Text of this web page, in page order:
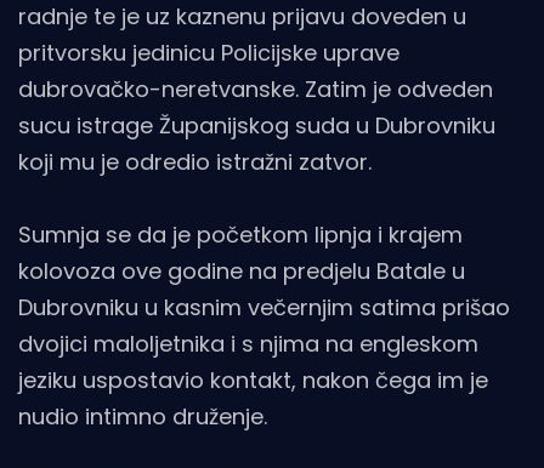
radnje te je uz kaznenu prijavu doveden u
pritvorsku jedinicu Policijske uprave
dubrovačko-neretvanske. Zatim je odveden
sucu istrage Županijskog suda u Dubrovniku
koji mu je odredio istražni zatvor.
Sumnja se da je početkom lipnja i krajem
kolovoza ove godine na predjelu Batale u
Dubrovniku u kasnim večernjim satima prišao
dvojici maloljetnika i s njima na engleskom
jeziku uspostavio kontakt, nakon čega im je
nudio intimno druženje.